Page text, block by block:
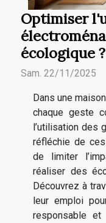
Optimiser
écologique ?
Sam. 22/11/2025
Dans une
chaque geste
l’utilisation des
réfléchie de
de limiter
réaliser des
Découvrez à
leur emploi
responsable